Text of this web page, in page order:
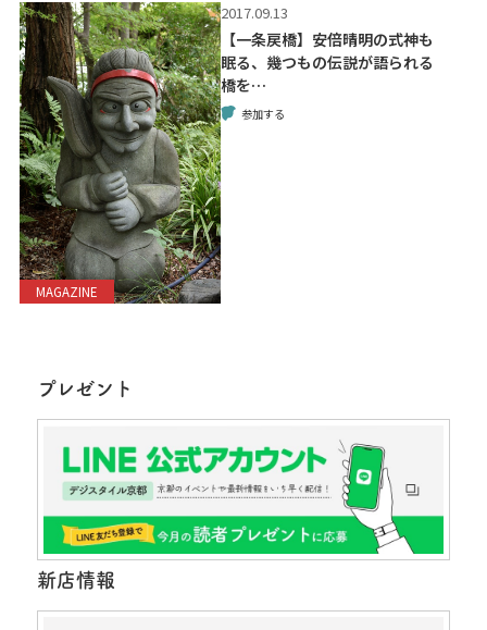
MAGAZINE
2017.09.13
【一条戻橋】安倍晴明の式神も
眠る、幾つもの伝説が語られる
橋を…
参加する
プレゼント
新店情報